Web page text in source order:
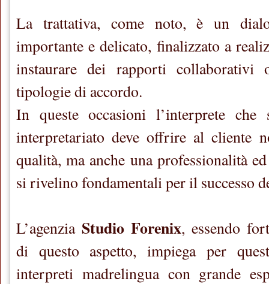
La trattativa, come noto, è un
importante e delicato, finalizzato a
instaurare dei rapporti collaborativi
tipologie di accordo.
In queste occasioni l’interprete
interpretariato deve offrire al cliente
qualità, ma anche una professionalità
si rivelino fondamentali per il successo
L’agenzia Studio Forenix, essendo
di questo aspetto, impiega per
interpreti madrelingua con grande